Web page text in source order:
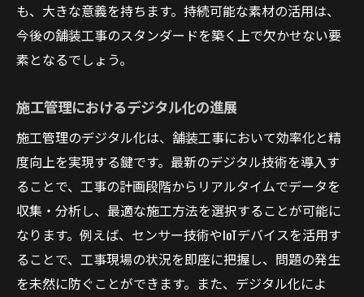
も、大きな意義を持ちます。持続可能な素材の活用は、
今後の舗装工事のスタンダードを築く上で欠かせない要
素となるでしょう。
施工管理におけるデジタル化の進展
施工管理のデジタル化は、舗装工事において効率化と精
度向上を実現する鍵です。最新のデジタル技術を導入す
ることで、工事の計画段階からリアルタイムでデータを
収集・分析し、最適な施工方法を選択することが可能に
なります。例えば、センサー技術やIoTデバイスを活用す
ることで、工事現場の状況を即座に把握し、問題の発生
を未然に防ぐことができます。また、デジタル化によ